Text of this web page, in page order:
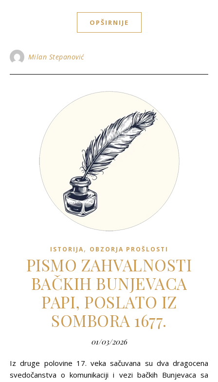
OPŠIRNIJE
Milan Stepanović
ISTORIJA, OBZORJA PROŠLOSTI
PISMO ZAHVALNOSTI
BAČKIH BUNJEVACA
PAPI, POSLATO IZ
SOMBORA 1677.
01/03/2026
Iz druge polovine 17. veka sačuvana su dva dragocena
svedočanstva o komunikaciji i vezi bačkih Bunjevaca sa